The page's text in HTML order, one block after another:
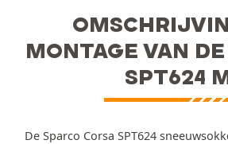
MONTAGE VAN
SPT624
De Sparco Corsa SPT624